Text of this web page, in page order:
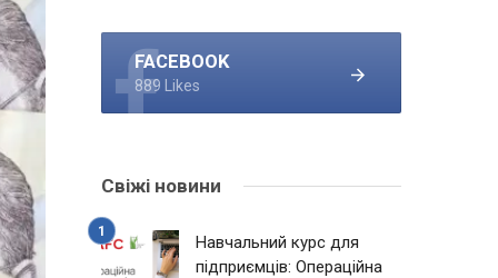
FACEBOOK
889 Likes
Свіжі новини
Навчальний курс для
підприємців: Операційна